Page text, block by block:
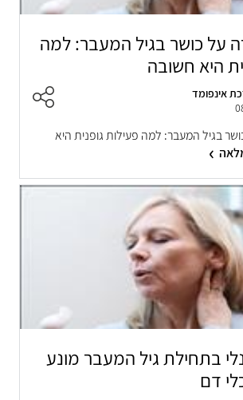
על כושר בגיל המעבר: למה
היא חשובה
אינפומד
בגיל המעבר: למה פעילות גופנית היא
בתחילת גיל המעבר מונע
דם